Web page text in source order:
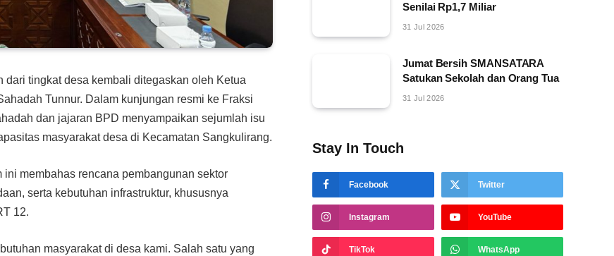
tingkat desa kembali ditegaskan oleh Ketua
Tunnur. Dalam kunjungan resmi ke Fraksi
dan jajaran BPD menyampaikan sejumlah isu
masyarakat desa di Kecamatan Sangkulirang.
membahas rencana pembangunan sektor
serta kebutuhan infrastruktur, khususnya
12.
masyarakat di desa kami. Salah satu yang
Senilai Rp1,7 Miliar
31 Jul 2026
Jumat Bersih SMANSATARA
Satukan Sekolah dan Orang Tua
31 Jul 2026
Stay In Touch
Facebook Twitter
Instagram YouTube
TikTok WhatsApp